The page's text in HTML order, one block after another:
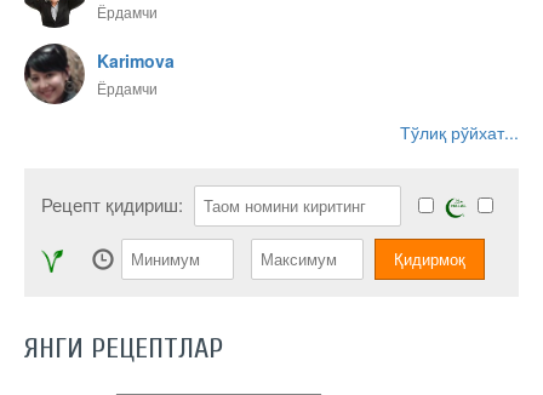
Ёрдамчи
Karimova
Ёрдамчи
Тўлиқ рўйхат...
Рецепт қидириш:
ЯНГИ РЕЦЕПТЛАР